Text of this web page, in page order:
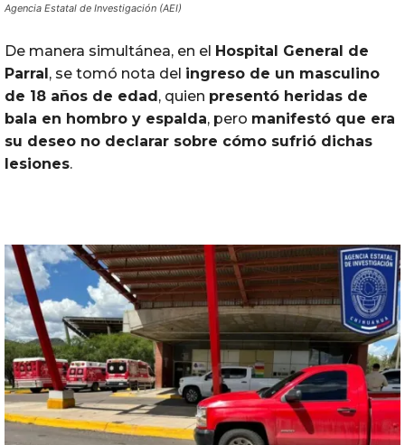
Agencia Estatal de Investigación (AEI)
De manera simultánea, en el Hospital General de
Parral , se tomó nota del ingreso de un masculino
de 18 años de edad , quien presentó heridas de
bala en hombro y espalda, pero manifestó que era
su deseo no declarar sobre cómo sufrió dichas
lesiones.